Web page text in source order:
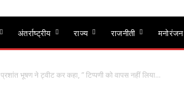
अंतर्राष्ट्रीय राज्य राजनीती मनोरंजन
प्रशांत भूषण ने ट्वीट कर कहा, ” टिप्पणी को वापस नहीं लिया...